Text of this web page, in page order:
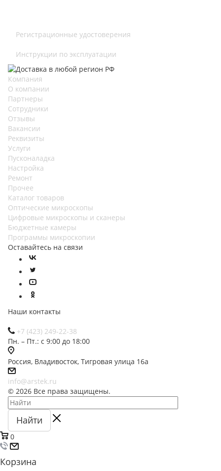
Регистрационные удостоверения
Инструкции по эксплуатации
Компания
О компании
Партнеры
Сотрудники
Отзывы
Вакансии
Реквизиты
Услуги
Пусконаладка
Настройка
Ремонт
Прочее
Каталог товаров
Оптические микроскопы
Цифровые микроскопы и сканеры
Бюджетные камеры
Программы микроскопии
Оставайтесь на связи
Наши контакты
+7 (423) 249-22-38
Пн. – Пт.: с 9:00 до 18:00
Россия, Владивосток, Тигровая улица 16а
info@arstek.ru
© 2026 Все права защищены.
Найти
0
Корзина